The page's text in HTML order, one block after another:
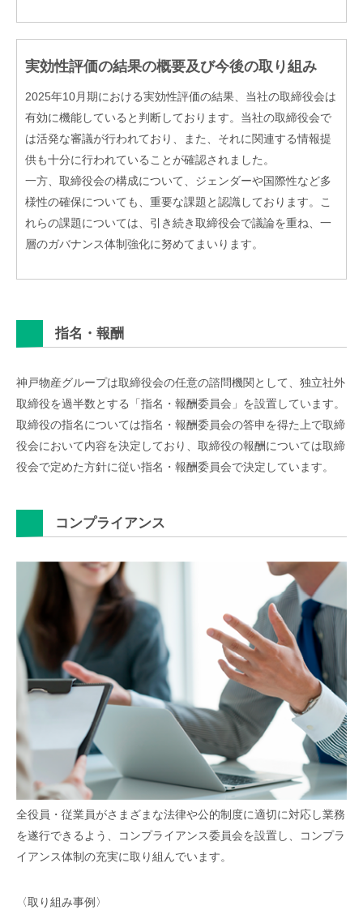
実効性評価の結果の概要及び今後の取り組み
2025年10月期における実効性評価の結果、当社の取締役会は
有効に機能していると判断しております。当社の取締役会で
は活発な審議が行われており、また、それに関連する情報提
供も十分に行われていることが確認されました。
一方、取締役会の構成について、ジェンダーや国際性など多
様性の確保についても、重要な課題と認識しております。こ
れらの課題については、引き続き取締役会で議論を重ね、一
層のガバナンス体制強化に努めてまいります。
指名・報酬
神戸物産グループは取締役会の任意の諮問機関として、独立社外
取締役を過半数とする「指名・報酬委員会」を設置しています。
取締役の指名については指名・報酬委員会の答申を得た上で取締
役会において内容を決定しており、取締役の報酬については取締
役会で定めた方針に従い指名・報酬委員会で決定しています。
コンプライアンス
全役員・従業員がさまざまな法律や公的制度に適切に対応し業務
を遂行できるよう、コンプライアンス委員会を設置し、コンプラ
イアンス体制の充実に取り組んでいます。
〈取り組み事例〉